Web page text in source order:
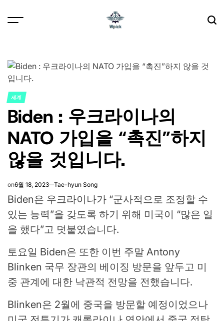
POSTED
IN
세계
Biden : 우크라이나의
NATO 가입을 “촉진”하지
않을 것입니다.
on6월 18, 2023 Tae-hyun Song
Biden은 우크라이나가 “군사적으로 조정할 수
있는 능력”을 갖도록 하기 위해 미국이 “많은 일
을 했다”고 덧붙였습니다.
토요일 Biden은 또한 이번 주말 Antony
Blinken 국무 장관의 베이징 방문을 앞두고 미
중 관계에 대한 낙관적 전망을 전했습니다.
Blinken은 2월에 중국을 방문할 예정이었으나